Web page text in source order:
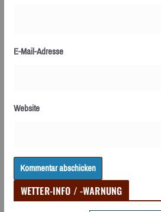
E-Mail-Adresse
Website
WETTER-INFO / -WARNUNG